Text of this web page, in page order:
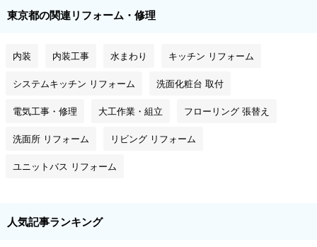
東京都の関連リフォーム・修理
内装 内装工事 水まわり キッチン リフォーム
システムキッチン リフォーム 洗面化粧台 取付
電気工事・修理 大工作業・組立 フローリング 張替え
洗面所 リフォーム リビング リフォーム
ユニットバス リフォーム
人気記事ランキング